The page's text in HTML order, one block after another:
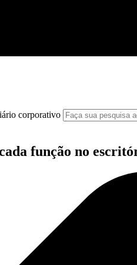
corporativo
função no